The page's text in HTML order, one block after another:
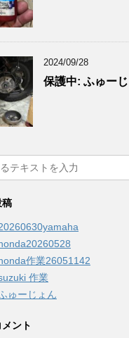
2024/09/28
保護中: ふゅー
稿
作業26051142
作業
ゅーじょん
ント